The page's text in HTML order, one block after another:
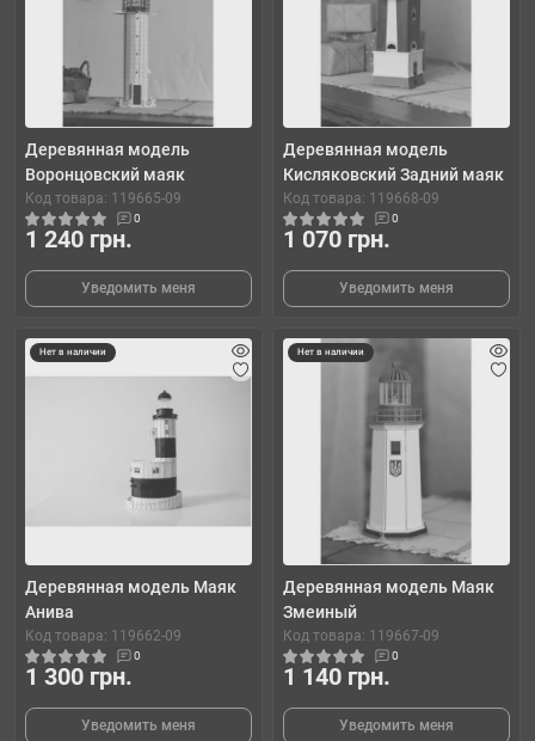
Деревянная модель
Воронцовский маяк
Код товара: 119665-09
0
1 240 грн.
Уведомить меня
Деревянная модель
Кисляковский Задний маяк
Код товара: 119668-09
0
1 070 грн.
Уведомить меня
Нет в наличии
Деревянная модель Маяк
Анива
Код товара: 119662-09
0
1 300 грн.
Уведомить меня
Нет в наличии
Деревянная модель Маяк
Змеиный
Код товара: 119667-09
0
1 140 грн.
Уведомить меня